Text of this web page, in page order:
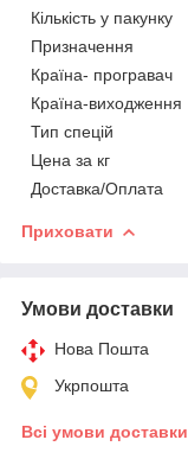
Кількість у пакунку
Призначення
Країна- програвач
Країна-виходження
Тип спецій
Цена за кг
Доставка/Оплата
Приховати
Умови доставки
Нова Пошта
Укрпошта
Всі умови доставки